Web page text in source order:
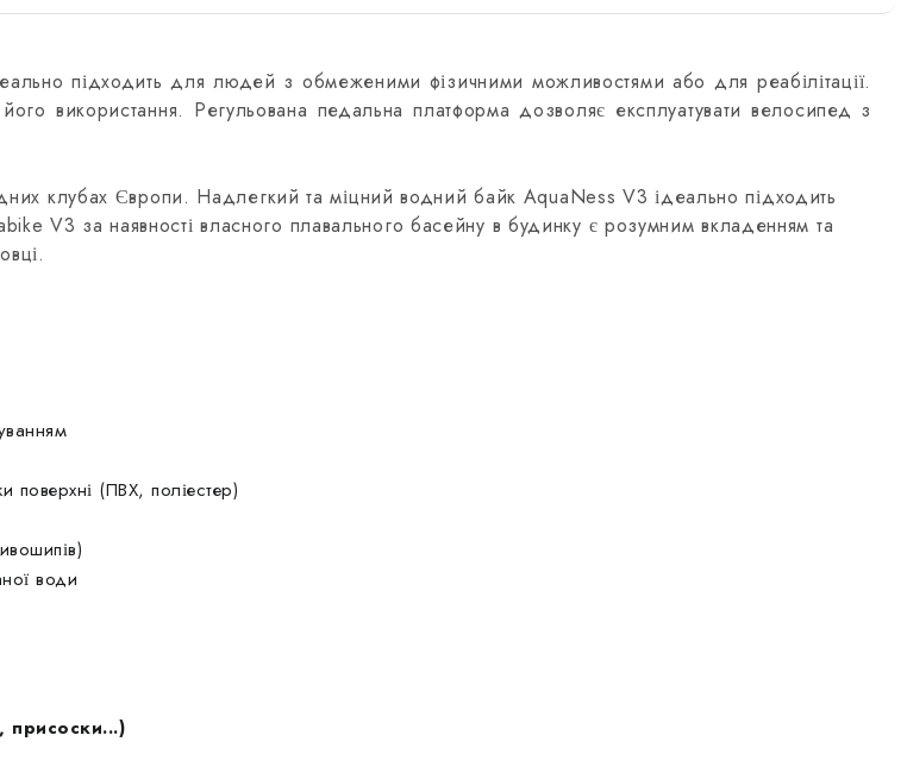
підходить для людей з обмеженими фізичними можливостями або для реабілітації.
використання. Регульована педальна платформа дозволяє експлуатувати велосипед з
клубах Європи. Надлегкий та міцний водний байк AquaNess V3 ідеально підходить
V3 за наявності власного плавального басейну в будинку є розумним вкладенням та
поверхні (ПВХ, поліестер)
води
присоски...)